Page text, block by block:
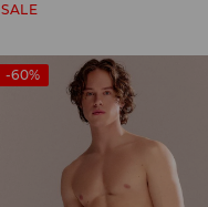
SALE
-60%